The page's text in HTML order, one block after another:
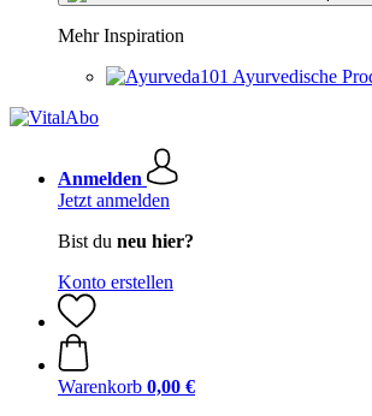
Mehr Inspiration
Ayurvedische
Anmelden
Jetzt anmelden
Bist du neu hier?
Konto erstellen
Warenkorb 0,00 €